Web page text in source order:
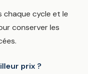
chaque cycle et le
conserver les
prix ?